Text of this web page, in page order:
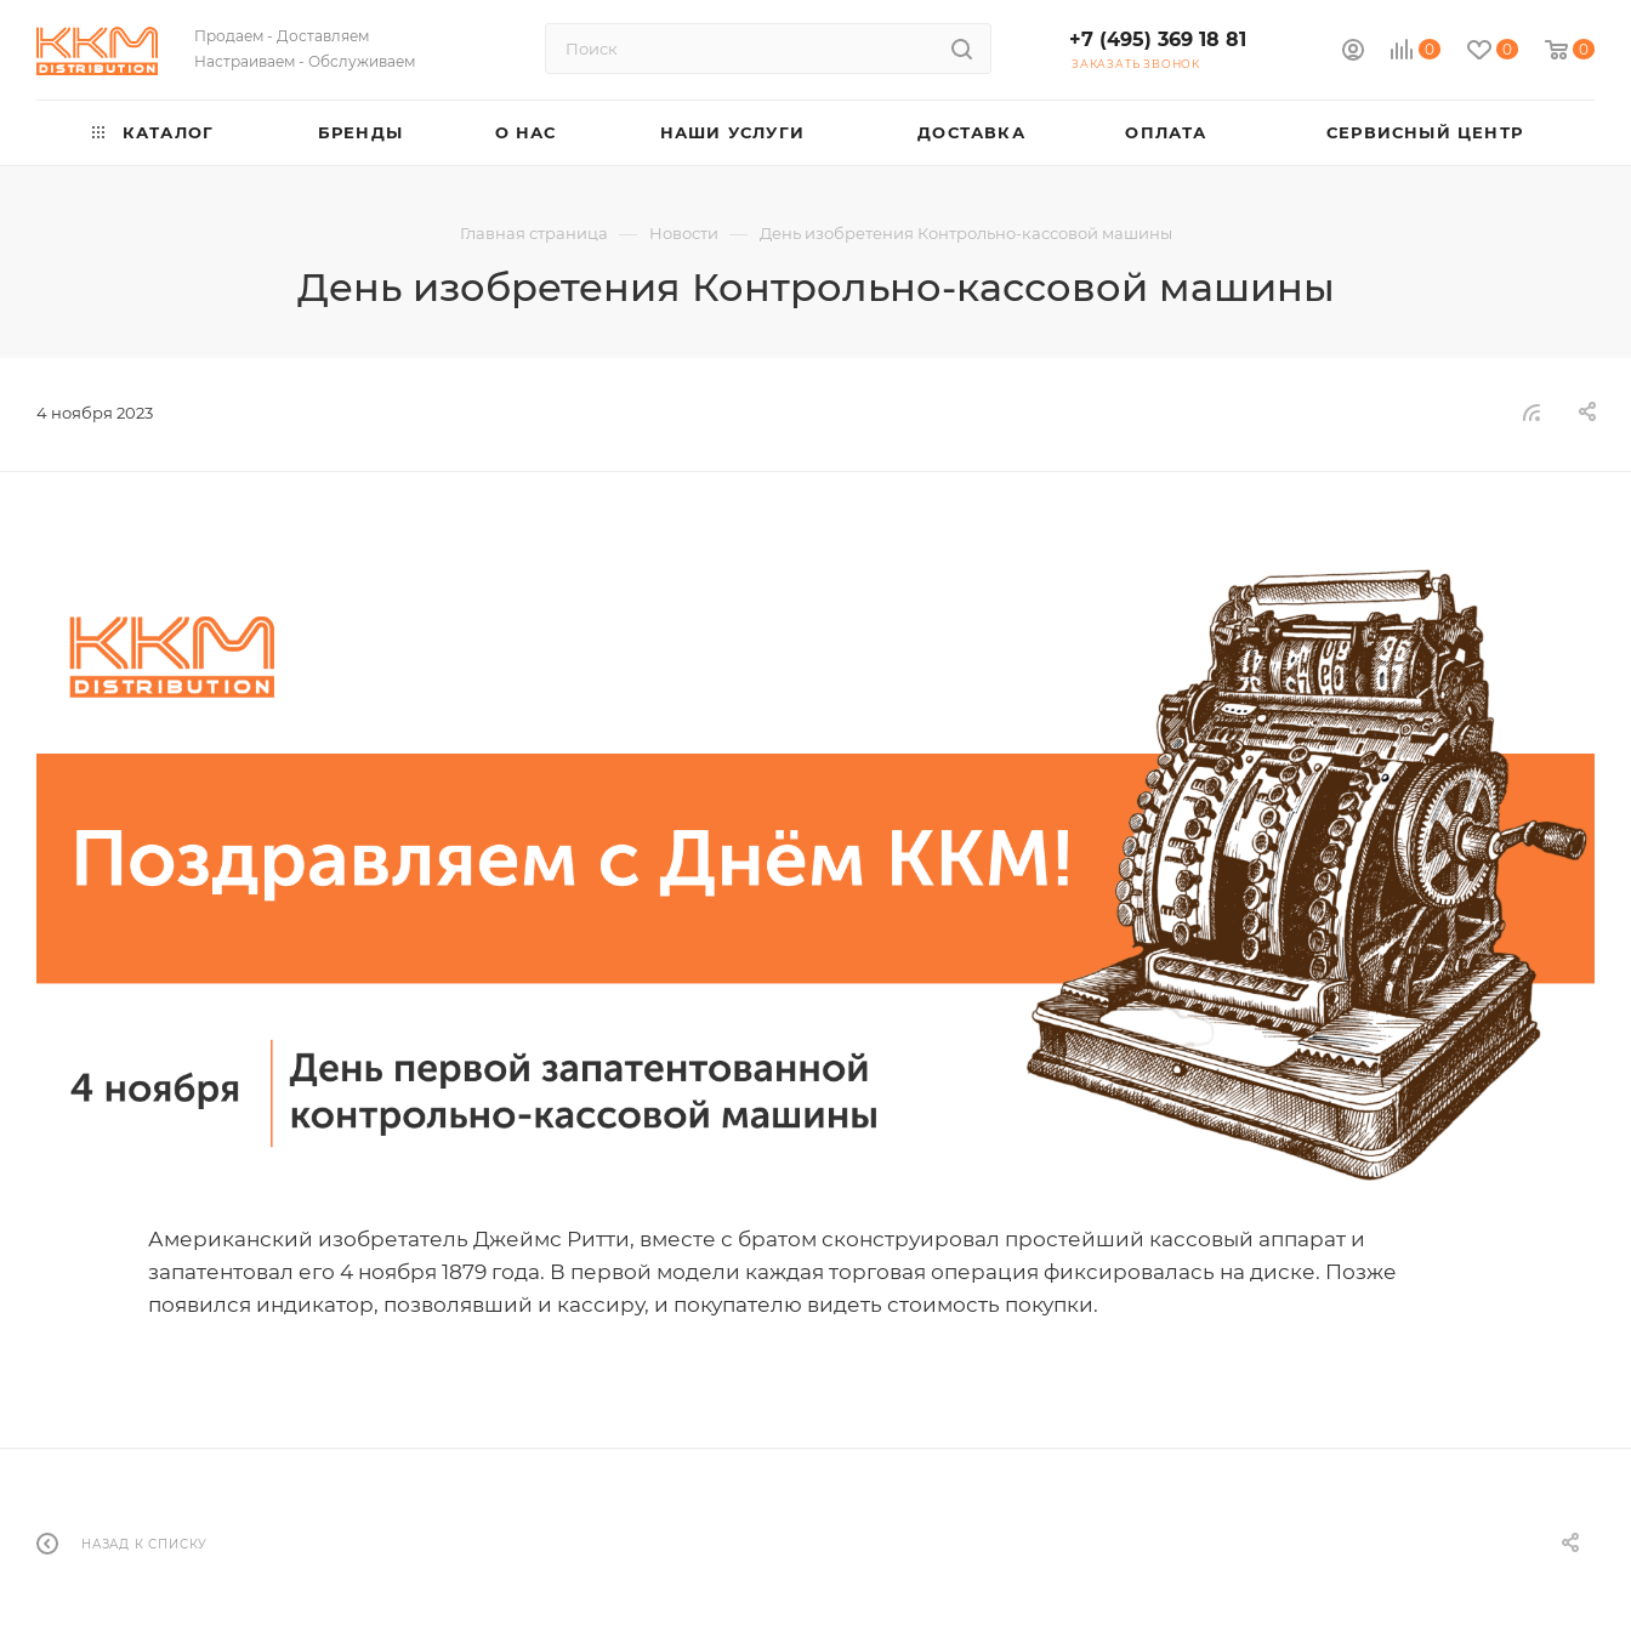
Продаем - Доставляем
Настраиваем - Обслуживаем
0 0 0
+7 (495) 369 18 81
ЗАКАЗАТЬ ЗВОНОК
КАТАЛОГ БРЕНДЫ О НАС НАШИ УСЛУГИ ДОСТАВКА ОПЛАТА СЕРВИСНЫЙ ЦЕНТР
Главная страница — Новости — День изобретения Контрольно-кассовой машины
День изобретения Контрольно-кассовой машины
4 ноября 2023
Американский изобретатель Джеймс Ритти, вместе с братом сконструировал простейший кассовый аппарат и
запатентовал его 4 ноября 1879 года. В первой модели каждая торговая операция фиксировалась на диске. Позже
появился индикатор, позволявший и кассиру, и покупателю видеть стоимость покупки.
НАЗАД К СПИСКУ